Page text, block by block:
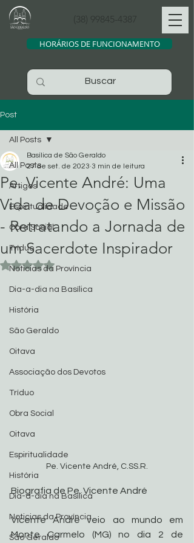
(38) 99845-4387
HORÁRIOS DE FUNCIONAMENTO
Post
All Posts
Artigos
Espiritualidade
Obra Social
Tríduo
Noticias da Província
Dia-a-dia na Basílica
História
São Geraldo
Oitava
Associação dos Devotos
Tríduo
Obra Social
Oitava
Espiritualidade
História
Dia-a-dia na Basílica
Noticias da Província
São Geraldo
All Posts
Pe. Vicente André: Uma
Vida de Devoção e Missão
- Retratando a Jornada de
um Sacerdote Inspirador
Basílica de São Geraldo
27 de set. de 2023 3 min de leitura
Avaliado com NaN de 5 estrelas.
Pe. Vicente André, C.SS.R.
Biografia de Pe. Vicente André
Vicente André veio ao mundo em
Monte Carmelo (MG) no dia 2 de